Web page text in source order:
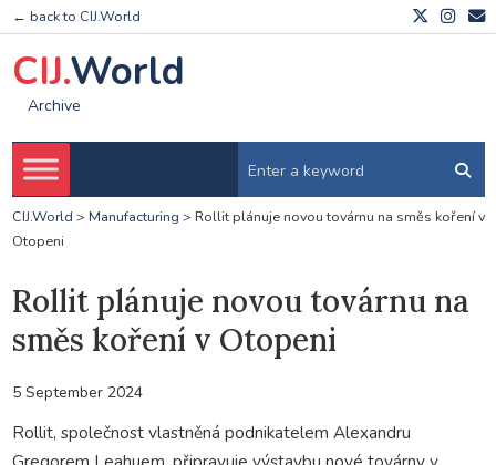
← back to CIJ.World
CIJ.World
Archive
CIJ.World > Manufacturing > Rollit plánuje novou továrnu na směs koření v
Otopeni
Rollit plánuje novou továrnu na
směs koření v Otopeni
5 September 2024
Rollit, společnost vlastněná podnikatelem Alexandru